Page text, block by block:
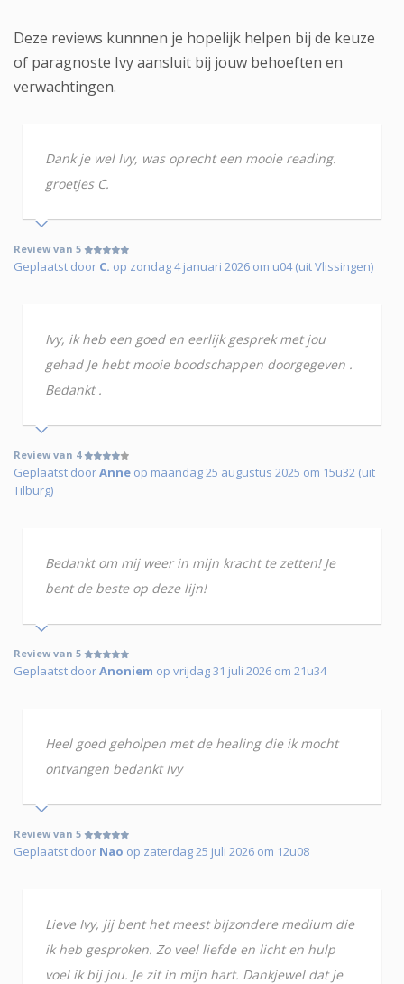
Deze reviews kunnnen je hopelijk helpen bij de keuze
of paragnoste Ivy aansluit bij jouw behoeften en
verwachtingen.
Dank je wel Ivy, was oprecht een mooie reading.
groetjes C.
Review van 5
Geplaatst door C. op zondag 4 januari 2026 om u04 (uit Vlissingen)
Ivy, ik heb een goed en eerlijk gesprek met jou
gehad Je hebt mooie boodschappen doorgegeven .
Bedankt .
Review van 4
Geplaatst doorAnne op maandag 25 augustus 2025 om 15u32 (uit
Tilburg)
Bedankt om mij weer in mijn kracht te zetten! Je
bent de beste op deze lijn!
Review van 5
Geplaatst doorAnoniem op vrijdag 31 juli 2026 om 21u34
Heel goed geholpen met de healing die ik mocht
ontvangen bedankt Ivy
Review van 5
Geplaatst door Nao op zaterdag 25 juli 2026 om 12u08
Lieve Ivy, jij bent het meest bijzondere medium die
ik heb gesproken. Zo veel liefde en licht en hulp
voel ik bij jou. Je zit in mijn hart. Dankjewel dat je